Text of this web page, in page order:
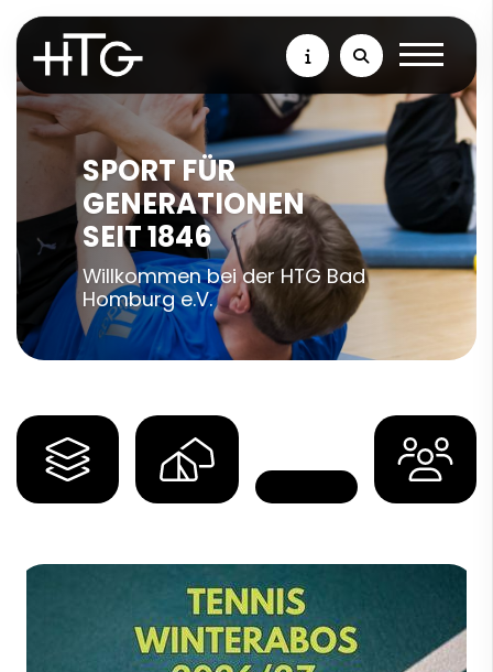
SPORT FÜR
GENERATIONEN
SEIT 1846
Willkommen bei der HTG Bad
Homburg e.V.